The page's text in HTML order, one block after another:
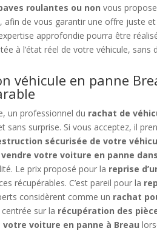
roulantes ou non vous
afin de vous garantir une offre juste
approfondie pourra être
à l’état réel de votre véhicule, sans
véhicule en panne
un professionnel du rachat de
surprise. Si vous acceptez, il
sécurisée de votre
vendre votre voiture en panne
Le prix proposé pour la reprise
récupérables. C’est pareil pour la
considèrent comme un rachat
centrée sur la récupération des
votre voiture en panne à Breau